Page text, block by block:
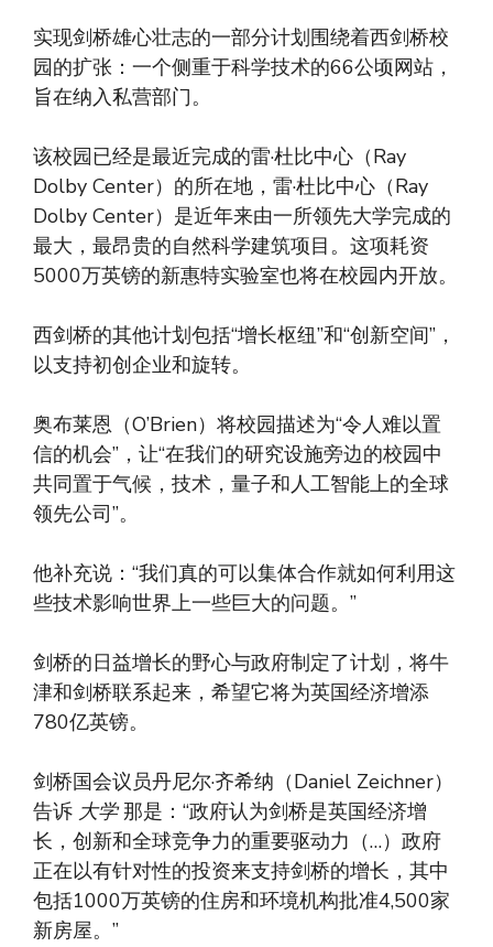
实现剑桥雄心壮志的一部分计划围绕着西剑桥校
园的扩张：一个侧重于科学技术的66公顷网站，
旨在纳入私营部门。
该校园已经是最近完成的雷·杜比中心（Ray
Dolby Center）的所在地，雷·杜比中心（Ray
Dolby Center）是近年来由一所领先大学完成的
最大，最昂贵的自然科学建筑项目。这项耗资
5000万英镑的新惠特实验室也将在校园内开放。
西剑桥的其他计划包括“增长枢纽”和“创新空间”，
以支持初创企业和旋转。
奥布莱恩（O’Brien）将校园描述为“令人难以置
信的机会”，让“在我们的研究设施旁边的校园中
共同置于气候，技术，量子和人工智能上的全球
领先公司”。
他补充说：“我们真的可以集体合作就如何利用这
些技术影响世界上一些巨大的问题。”
剑桥的日益增长的野心与政府制定了计划，将牛
津和剑桥联系起来，希望它将为英国经济增添
780亿英镑。
剑桥国会议员丹尼尔·齐希纳（Daniel Zeichner）
告诉 大学那是：“政府认为剑桥是英国经济增
长，创新和全球竞争力的重要驱动力（…）政府
正在以有针对性的投资来支持剑桥的增长，其中
包括1000万英镑的住房和环境机构批准4,500家
新房屋。”